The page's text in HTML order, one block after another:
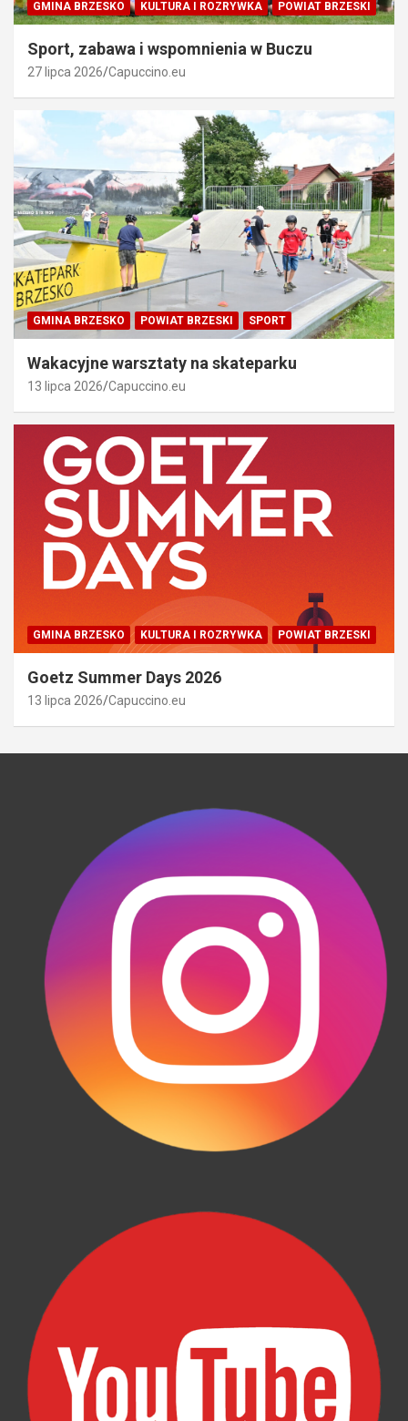
GMINA BRZESKO KULTURA I ROZRYWKA POWIAT BRZESKI
Sport, zabawa i wspomnienia w Buczu
27 lipca 2026 Capuccino.eu
GMINA BRZESKO POWIAT BRZESKI SPORT
Wakacyjne warsztaty na skateparku
13 lipca 2026 Capuccino.eu
GMINA BRZESKO KULTURA I ROZRYWKA POWIAT BRZESKI
Goetz Summer Days 2026
13 lipca 2026 Capuccino.eu